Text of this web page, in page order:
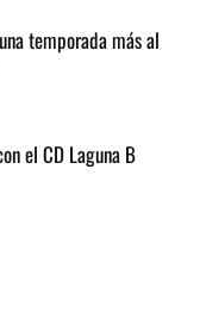
temporada más al
el CD Laguna B